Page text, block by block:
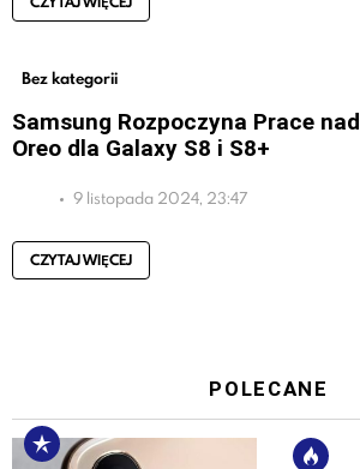
Bez kategorii
Samsung Rozpoczyna Prace
Oreo dla Galaxy S8 i S8+
9 listopada 2024, 23:47
CZYTAJ WIĘCEJ
POLECANE